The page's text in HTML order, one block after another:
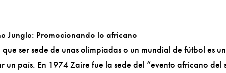
Jungle: Promocionando lo africano
ser sede de unas olimpiadas o un mundial de fútbol es
un país. En 1974 Zaire fue la sede del “evento africano del